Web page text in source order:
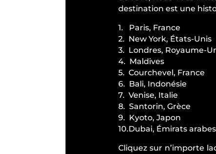
destination est une
1. Paris, France
2. New York, États-Unis
3. Londres, Royaume-
4. Maldives
5. Courchevel, France
6. Bali, Indonésie
7. Venise, Italie
8. Santorin, Grèce
9. Kyoto, Japon
10.Dubai, Émirats
Cliquez sur n’importe